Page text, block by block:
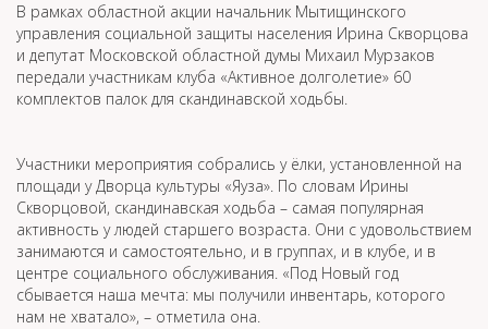
В рамках областной акции начальник Мытищинского
управления социальной защиты населения Ирина Скворцова
и депутат Московской областной думы Михаил Мурзаков
передали участникам клуба «Активное долголетие» 60
комплектов палок для скандинавской ходьбы.
Участники мероприятия собрались у ёлки, установленной на
площади у Дворца культуры «Яуза». По словам Ирины
Скворцовой, скандинавская ходьба – самая популярная
активность у людей старшего возраста. Они с удовольствием
занимаются и самостоятельно, и в группах, и в клубе, и в
центре социального обслуживания. «Под Новый год
сбывается наша мечта: мы получили инвентарь, которого
нам не хватало», – отметила она.